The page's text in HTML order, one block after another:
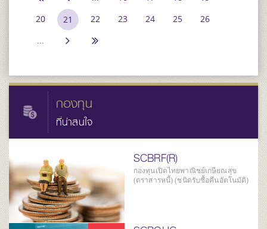
20
21 22 23 24 25
26
กองทุน
ที่น่าสนใจ
SCBRF(R)
กองทุนเปิดไทยพาณิชย์เกษียณสุข
(ตราสารหนี้) (ชนิดรับซื้อคืนอัตโนมัติ)